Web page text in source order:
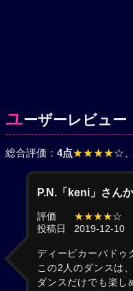
ユーザーレビュー
総合評価： 4点★★★★☆
P.N.「keni」さん
評価 ★★★★☆
投稿日
2019-12-10
ディーピカーパドゥ
この2人のダンスは
ダンスだけでも楽し